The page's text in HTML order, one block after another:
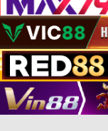
Hatash:
#livescore